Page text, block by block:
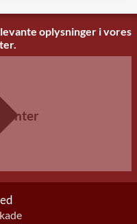
oplysninger i vores